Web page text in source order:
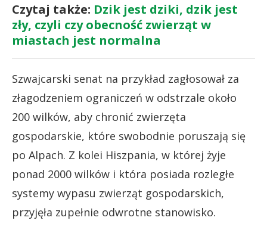
Czytaj także: Dzik jest dziki, dzik jest
zły, czyli czy obecność zwierząt w
miastach jest normalna
Szwajcarski senat na przykład zagłosował za
złagodzeniem ograniczeń w odstrzale około
200 wilków, aby chronić zwierzęta
gospodarskie, które swobodnie poruszają się
po Alpach. Z kolei Hiszpania, w której żyje
ponad 2000 wilków i która posiada rozległe
systemy wypasu zwierząt gospodarskich,
przyjęła zupełnie odwrotne stanowisko.